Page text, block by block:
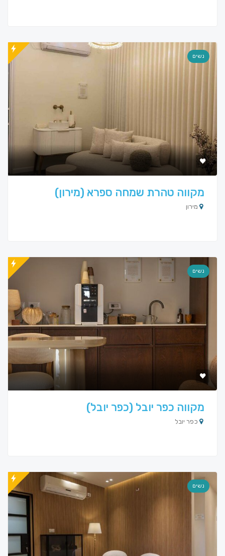
נשים
מקווה טהרת שמחה ספרא (מירון)
מירון
נשים
מקווה כפר יובל (כפר יובל)
כפר יובל
נשים